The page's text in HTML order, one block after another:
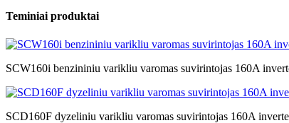
Teminiai produktai
SCW160i benzininiu varikliu varomas suvirintojas 160A
SCD160F dyzeliniu varikliu varomas suvirintojas 160A